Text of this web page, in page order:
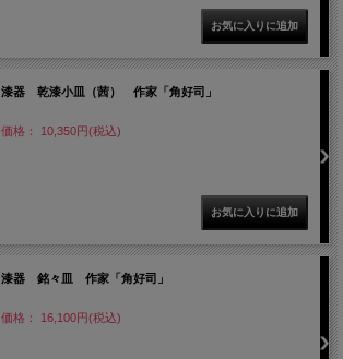
漆器 乾漆小皿（茜） 作家「角好司」
価格： 10,350円(税込)
漆器 銘々皿 作家「角好司」
価格： 16,100円(税込)